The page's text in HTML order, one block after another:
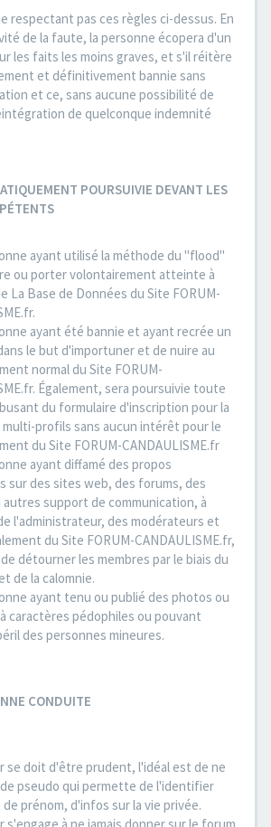
respectant pas ces règles ci-dessus. En
de la faute, la personne écopera d'un
les faits les moins graves, et s'il réitère
et définitivement bannie sans
et ce, sans aucune possibilité de
de quelconque indemnité
POURSUIVIE DEVANT LES
ayant utilisé la méthode du "flood"
ou porter volontairement atteinte à
La Base de Données du Site FORUM-
ayant été bannie et ayant recrée un
le but d'importuner et de nuire au
normal du Site FORUM-
Également, sera poursuivie toute
du formulaire d'inscription pour la
profils sans aucun intérêt pour le
du Site FORUM-CANDAULISME.fr
ayant diffamé des propos
sur des sites web, des forums, des
support de communication, à
l'administrateur, des modérateurs et
du Site FORUM-CANDAULISME.fr,
détourner les membres par le biais du
de la calomnie.
ayant tenu ou publié des photos ou
caractères pédophiles ou pouvant
des personnes mineures.
CONDUITE
se doit d'être prudent, l'idéal est de ne
pseudo qui permette de l'identifier
prénom, d'infos sur la vie privée.